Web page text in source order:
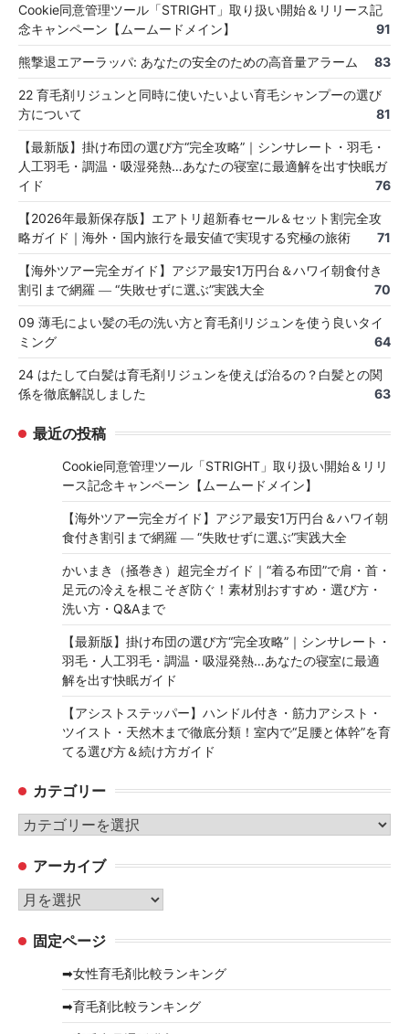
Cookie同意管理ツール「STRIGHT」取り扱い開始＆リリース記
念キャンペーン【ムームードメイン】
91
熊撃退エアーラッパ: あなたの安全のための高音量アラーム 83
22 育毛剤リジュンと同時に使いたいよい育毛シャンプーの選び
方について
81
【最新版】掛け布団の選び方“完全攻略”｜シンサレート・羽毛・
人工羽毛・調温・吸湿発熱…あなたの寝室に最適解を出す快眠ガ
イド
76
【2026年最新保存版】エアトリ超新春セール＆セット割完全攻
略ガイド｜海外・国内旅行を最安値で実現する究極の旅術
71
【海外ツアー完全ガイド】アジア最安1万円台＆ハワイ朝食付き
割引まで網羅 ― “失敗せずに選ぶ”実践大全
70
09 薄毛によい髪の毛の洗い方と育毛剤リジュンを使う良いタイ
ミング
64
24 はたして白髪は育毛剤リジュンを使えば治るの？白髪との関
係を徹底解説しました
63
最近の投稿
Cookie同意管理ツール「STRIGHT」取り扱い開始＆リリ
ース記念キャンペーン【ムームードメイン】
【海外ツアー完全ガイド】アジア最安1万円台＆ハワイ朝
食付き割引まで網羅 ― “失敗せずに選ぶ”実践大全
かいまき（掻巻き）超完全ガイド｜“着る布団”で肩・首・
足元の冷えを根こそぎ防ぐ！素材別おすすめ・選び方・
洗い方・Q&Aまで
【最新版】掛け布団の選び方“完全攻略”｜シンサレート・
羽毛・人工羽毛・調温・吸湿発熱…あなたの寝室に最適
解を出す快眠ガイド
【アシストステッパー】ハンドル付き・筋力アシスト・
ツイスト・天然木まで徹底分類！室内で“足腰と体幹”を育
てる選び方＆続け方ガイド
カテゴリー
カ
ゴ
リ
ー
アーカイブ
ア
カ 固定ページ
➡女性育毛剤比較ランキング
➡育毛剤比較ランキング